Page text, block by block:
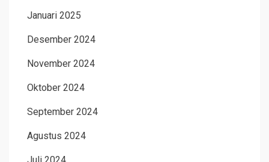
Januari 2025
Desember 2024
November 2024
Oktober 2024
September 2024
Agustus 2024